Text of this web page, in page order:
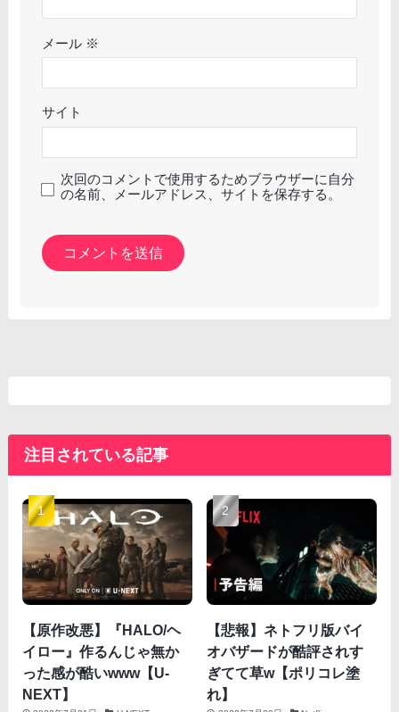
メール ※
サイト
次回のコメントで使用するためブラウザーに自分
の名前、メールアドレス、サイトを保存する。
注目されている記事
【原作改悪】『HALO/ヘ
イロー』作るんじゃ無か
った感が酷いwww【U-
NEXT】
【悲報】ネトフリ版バイ
オバザードが酷評されす
ぎてて草w【ポリコレ塗
れ】